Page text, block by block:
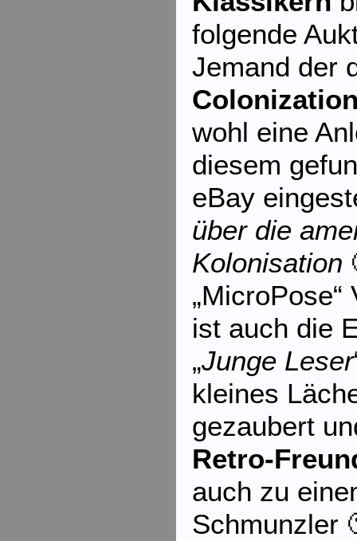
folgende
Jemand der
wohl eine
diesem
eBay
über die
Kolonisation
ist auch die
„Junge Leser
kleines
gezaubert
Retro-
auch zu
Schmunzler